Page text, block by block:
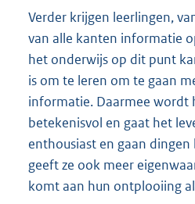
Verder krijgen leerlingen,
van alle kanten informatie
het onderwijs op dit punt
is om te leren om te gaan
informatie. Daarmee wordt
betekenisvol en gaat het
enthousiast en gaan
geeft ze ook meer
komt aan hun ontplooiing